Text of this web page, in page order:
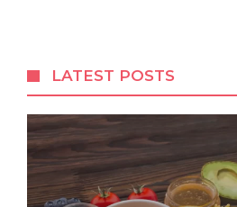
LATEST POSTS